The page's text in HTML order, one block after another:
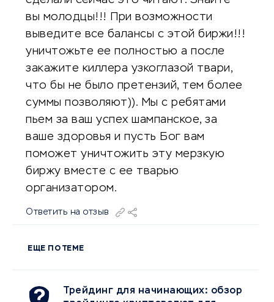
вы молодцы!!! При возможности
выведите все балансы с этой биржи!!!
уничтожьте ее полностью а после
закажите киллера узкоглазой твари,
что бы не было претензий, тем более
суммы позволяют)). Мы с ребятами
пьем за ваш успех шампанское, за
ваше здоровья и пусть Бог вам
поможет уничтожить эту мерзкую
биржу вместе с ее тварью
организатором.
Ответить на отзыв
ЕЩЕ ПО ТЕМЕ
Трейдинг для начинающих: обзор